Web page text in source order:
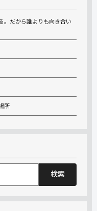
。だから誰よりも向き合い
所